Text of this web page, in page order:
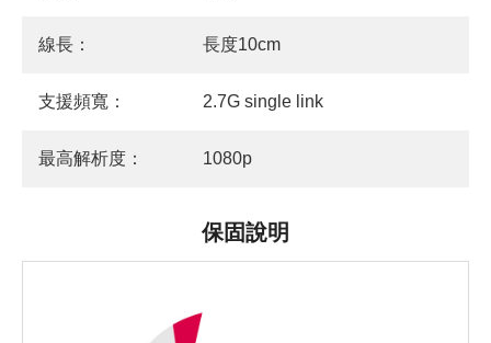
線長： 長度10cm
支援頻寬： 2.7G single link
最高解析度： 1080p
保固說明